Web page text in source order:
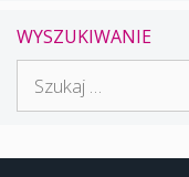
WYSZUKIWANIE